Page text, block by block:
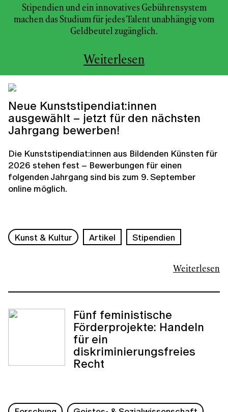
Stipendien und ein innovatives Gebührensystem
machen das Studium für jedes Talent unabhängig vom
Geldbeutel zugänglich.
Weiterlesen
Neue Kunststipendiat:innen
ausgewählt – jetzt für den nächsten
Jahrgang bewerben!
Die Kunststipendiat:innen aus Bildenden Künsten für
2026 stehen fest – Bewerbungen für einen
folgenden Jahrgang sind bis zum 9. September
online möglich.
Weiterlesen
Kunst & Kultur Artikel Stipendien
Fünf feministische
Förderprojekte: Handeln
für ein
diskriminierungsfreies
Recht